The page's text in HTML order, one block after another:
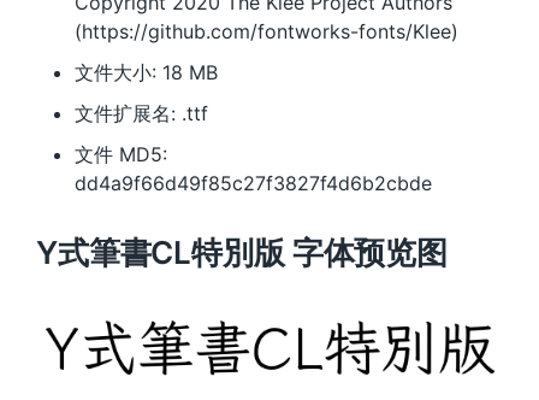
(https://github.com/fontworks-fonts/Klee)
文件大小: 18 MB
文件扩展名: .ttf
文件 MD5:
dd4a9f66d49f85c27f3827f4d6b2cbde
Y式筆書CL特別版 字体预览图